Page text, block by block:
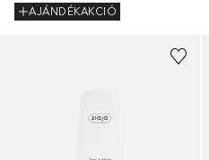
AJÁNDÉKAKCIÓ